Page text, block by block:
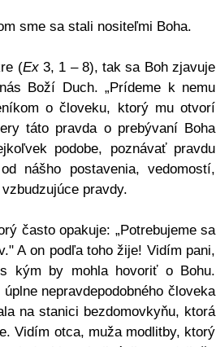
sme sa stali nositeľmi Boha.
(Ex3, 1 – 8), tak sa Boh zjavuje
Boží Duch. „Prídeme k nemu
o človeku, ktorý mu otvorí
táto pravda o prebývaní Boha
podobe, poznávať pravdu
nášho postavenia, vedomostí,
pravdy.
často opakuje: „Potrebujeme sa
A on podľa toho žije! Vidím pani,
kým by mohla hovoriť o Bohu.
nepravdepodobného človeka
na stanici bezdomovkyňu, ktorá
Vidím otca, muža modlitby, ktorý